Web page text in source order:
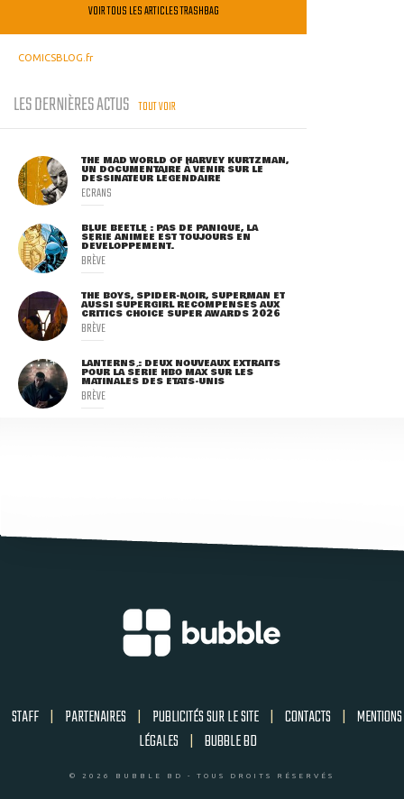
VOIR TOUS LES ARTICLES TRASHBAG
COMICSBLOG.fr
LES DERNIÈRES ACTUS TOUT VOIR
THE MAD WORLD OF HARVEY KURTZMAN,
UN DOCUMENTAIRE À VENIR SUR LE
DESSINATEUR LÉGENDAIRE
ECRANS
BLUE BEETLE : PAS DE PANIQUE, LA
SÉRIE ANIMÉE EST TOUJOURS EN
DÉVELOPPEMENT.
BRÈVE
THE BOYS, SPIDER-NOIR, SUPERMAN ET
AUSSI SUPERGIRL RÉCOMPENSÉS AUX
CRITICS CHOICE SUPER AWARDS 2026
BRÈVE
LANTERNS : DEUX NOUVEAUX EXTRAITS
POUR LA SÉRIE HBO MAX SUR LES
MATINALES DES ETATS-UNIS
BRÈVE
STAFF | PARTENAIRES | PUBLICITÉS SUR LE SITE | CONTACTS | MENTIONS
LÉGALES | BUBBLE BD
© 2026 BUBBLE BD - TOUS DROITS RÉSERVÉS